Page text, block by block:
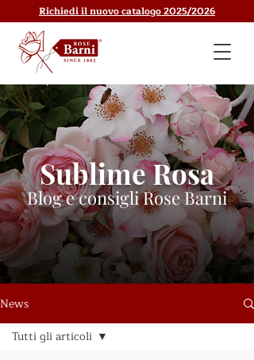
Richiedi il nuovo catalogo 2025/2026
Sublime Rosa
Blog e consigli Rose Barni
News
Tutti gli articoli